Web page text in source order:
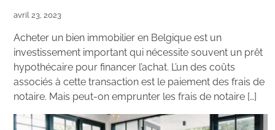
avril 23, 2023
Acheter un bien immobilier en Belgique est un
investissement important qui nécessite souvent un prêt
hypothécaire pour financer l’achat. L’un des coûts
associés à cette transaction est le paiement des frais de
notaire. Mais peut-on emprunter les frais de notaire […]